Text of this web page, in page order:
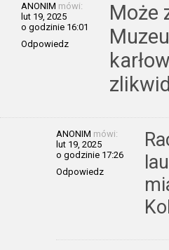
ANONIM mówi:
lut 19, 2025
o godzinie 16:01
Odpowiedz
Może
ANONIM mówi:
lut 19, 2025
o godzinie 17:26
Odpowiedz